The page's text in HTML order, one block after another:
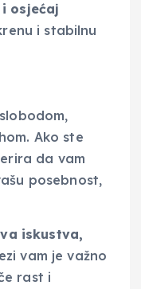
osjećaj
i stabilnu
Ako ste
da vam
posebnost,
iskustva,
vam je važno
rast i